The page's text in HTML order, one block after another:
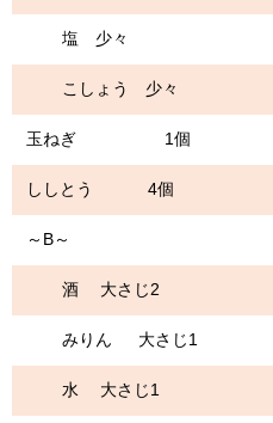
塩 少々
こしょう 少々
玉ねぎ 1個
ししとう 4個
～B～
酒 大さじ2
みりん 大さじ1
水 大さじ1